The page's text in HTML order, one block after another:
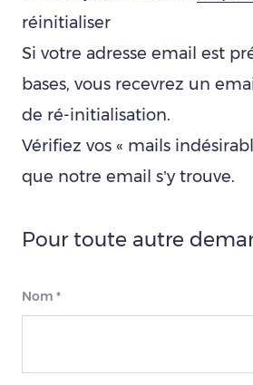
réinitialiser
Si votre adresse email est
bases, vous recevrez un
de ré-initialisation.
Vérifiez vos « mails
que notre email s’y trouve.
Pour toute autre
Nom *